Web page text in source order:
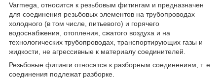
Varmega, относится к резьбовым фитингам и предназначен
для соединения резьбовых элементов на трубопроводах
холодного (в том числе, питьевого) и горячего
водоснабжения, отопления, сжатого воздуха и на
технологических трубопроводах, транспортирующих газы и
жидкости, не агрессивные к материалу соединителей.
Резьбовые фитинги относятся к разборным соединениям, т. е.
соединения подлежат разборке.